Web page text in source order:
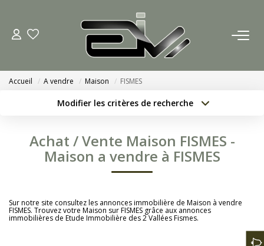
ACCUEIL
Nos Actualités
ESTIMATION
Accueil A vendre Maison FISMES
Modifier les critères de recherche
Surface min Budget max
Achat / Vente Maison FISMES -
Maison a vendre à FISMES
Sur notre site consultez les annonces immobilière de Maison à vendre
FISMES. Trouvez votre Maison sur FISMES grâce aux annonces
immobilières de Etude Immobilière des 2 Vallées Fismes.